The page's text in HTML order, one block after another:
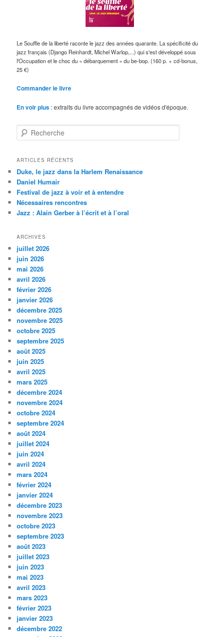
Le Souffle de la liberté raconte le jazz des années quarante. La spécificité du
jazz français (Django Reinhardt, Michel Warlop,...) qui s'est développé sous
l'Occupation et le choc du « débarquement » du be-bop. (160 p. + cd-bonus,
25 €)
Commander le livre
En voir plus : extraits du livre accompagnés de vidéos d'époque.
e
h
r
c
h
e
ARTICLES RÉCENTS
Duke, le jazz dans la Harlem Renaissance
Daniel Humair
Festival de jazz à voir et à entendre
Nécessaires rencontres
Jazz : Alain Gerber à l’écrit et à l’oral
ARCHIVES
juillet 2026
juin 2026
mai 2026
avril 2026
février 2026
janvier 2026
décembre 2025
novembre 2025
octobre 2025
septembre 2025
août 2025
juin 2025
avril 2025
mars 2025
décembre 2024
novembre 2024
octobre 2024
septembre 2024
août 2024
juillet 2024
juin 2024
avril 2024
mars 2024
février 2024
janvier 2024
décembre 2023
novembre 2023
octobre 2023
septembre 2023
août 2023
juillet 2023
juin 2023
mai 2023
avril 2023
mars 2023
février 2023
janvier 2023
décembre 2022